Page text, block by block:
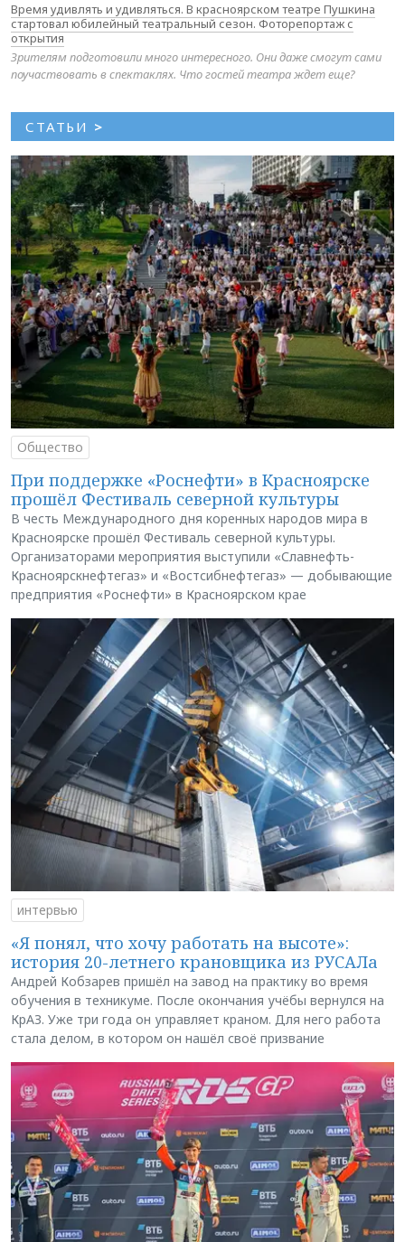
Время удивлять и удивляться. В красноярском театре Пушкина
стартовал юбилейный театральный сезон. Фоторепортаж с
открытия
Зрителям подготовили много интересного. Они даже смогут сами
поучаствовать в спектаклях. Что гостей театра ждет еще?
СТАТЬИ >
Общество
При поддержке «Роснефти» в Красноярске
прошёл Фестиваль северной культуры
В честь Международного дня коренных народов мира в
Красноярске прошёл Фестиваль северной культуры.
Организаторами мероприятия выступили «Славнефть-
Красноярскнефтегаз» и «Востсибнефтегаз» — добывающие
предприятия «Роснефти» в Красноярском крае
интервью
«Я понял, что хочу работать на высоте»:
история 20-летнего крановщика из РУСАЛа
Андрей Кобзарев пришёл на завод на практику во время
обучения в техникуме. После окончания учёбы вернулся на
КрАЗ. Уже три года он управляет краном. Для него работа
стала делом, в котором он нашёл своё призвание